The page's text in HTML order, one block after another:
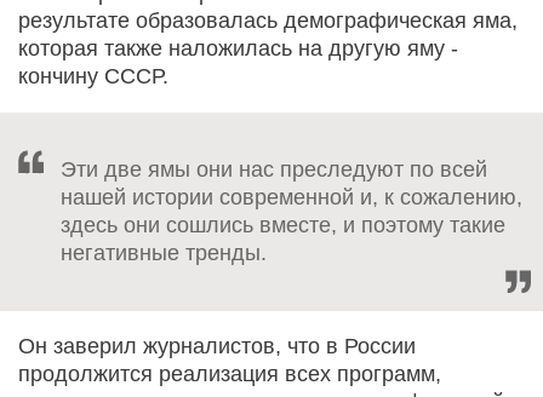
результате образовалась демографическая яма,
которая также наложилась на другую яму -
кончину СССР.
Эти две ямы они нас преследуют по всей
нашей истории современной и, к сожалению,
здесь они сошлись вместе, и поэтому такие
негативные тренды.
Он заверил журналистов, что в России
продолжится реализация всех программ,